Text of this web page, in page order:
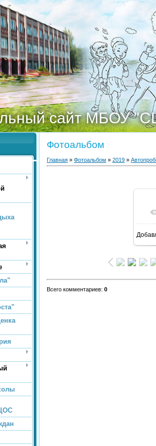
сайт МБОУ
Фотоальбом
Главная » Фотоальбом » 2019 »
Всего комментариев: 0